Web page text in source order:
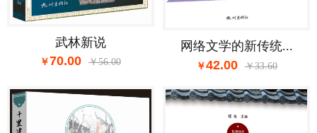
武林新说
70.00
56.00
网络文学的新传统...
42.00
33.60